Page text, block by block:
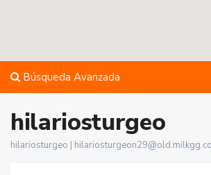
Búsqueda Avanzada
hilariosturgeo
hilariosturgeo |